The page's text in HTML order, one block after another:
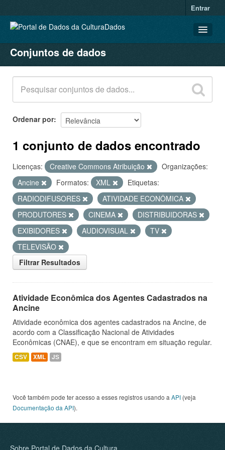
Entrar
CONJUNTOS DE DADOS
ORGANIZAÇÕES
GRUPOS
SOBRE
Conjuntos de dados
Ordenar por
1 conjunto de dados encontrado
Licenças: Creative Commons Atribuição
Organizações:
Ancine
Formatos: XML
Etiquetas:
RADIODIFUSORES
ATIVIDADE ECONÔMICA
PRODUTORES
CINEMA
DISTRIBUIDORAS
EXIBIDORES
AUDIOVISUAL
TV
TELEVISÃO
Filtrar Resultados
Atividade Econômica dos Agentes Cadastrados na
Ancine
Atividade econômica dos agentes cadastrados na Ancine, de
acordo com a Classificação Nacional de Atividades
Econômicas (CNAE), e que se encontram em situação regular.
CSV XML JS
Você também pode ter acesso a esses registros usando a API (veja
Documentação da API).
Sobre Portal de Dados da Cultura